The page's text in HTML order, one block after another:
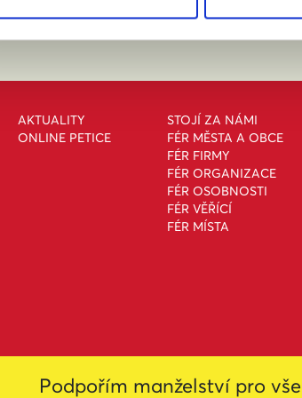
AKTUALITY
ONLINE PETICE
STOJÍ ZA NÁMI
FÉR MĚSTA A OBCE
FÉR FIRMY
FÉR ORGANIZACE
FÉR OSOBNOSTI
FÉR VĚŘÍCÍ
FÉR MÍSTA
Toto dílo podléhá licenci Creative Commons Uveďte
Podpořím manželství pro